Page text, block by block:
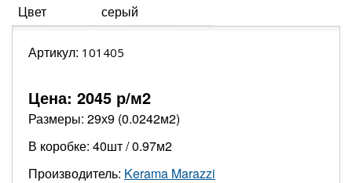
Цвет
серый
Артикул: 101405
Цена: 2045 р/м2
Размеры: 29х9 (0.0242м2)
В коробке: 40шт / 0.97м2
Производитель: Kerama Marazzi